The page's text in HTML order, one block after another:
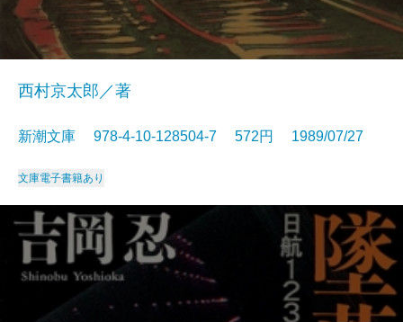
西村京太郎／著
新潮文庫 978-4-10-128504-7 572円 1989/07/27
文庫電子書籍あり